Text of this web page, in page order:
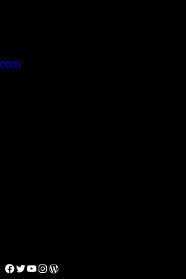
Facebook
Twitter
YouTube
Instagram
WordPress